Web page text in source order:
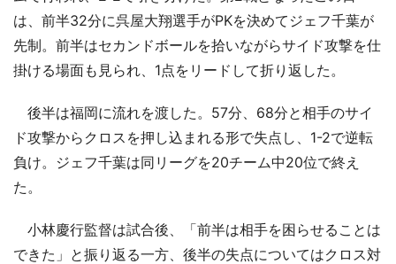
は、前半32分に呉屋大翔選手がPKを決めてジェフ千葉が
先制。前半はセカンドボールを拾いながらサイド攻撃を仕
掛ける場面も見られ、1点をリードして折り返した。
後半は福岡に流れを渡した。57分、68分と相手のサイ
ド攻撃からクロスを押し込まれる形で失点し、1-2で逆転
負け。ジェフ千葉は同リーグを20チーム中20位で終え
た。
小林慶行監督は試合後、「前半は相手を困らせることは
できた」と振り返る一方、後半の失点についてはクロス対